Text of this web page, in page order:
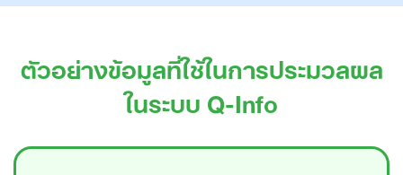
ตัวอย่างข้อมูลที่ใช้ในการประมวลผล
ในระบบ Q-Info